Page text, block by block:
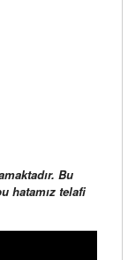
Bu
hatamız telafi